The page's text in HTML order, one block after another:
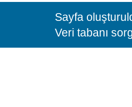
Sayfa
Veri tabanı